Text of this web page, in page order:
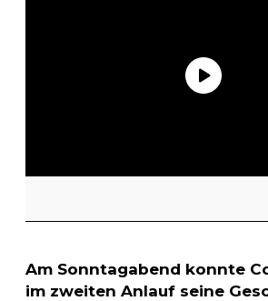
Am Sonntagabend konnte
im zweiten Anlauf seine